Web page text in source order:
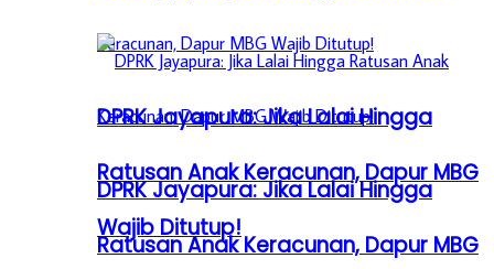
DPRK Jayapura: Jika Lalai Hingga
Ratusan Anak Keracunan, Dapur MBG
Wajib Ditutup!
DPRK Jayapura: Jika Lalai Hingga
Ratusan Anak Keracunan, Dapur MBG